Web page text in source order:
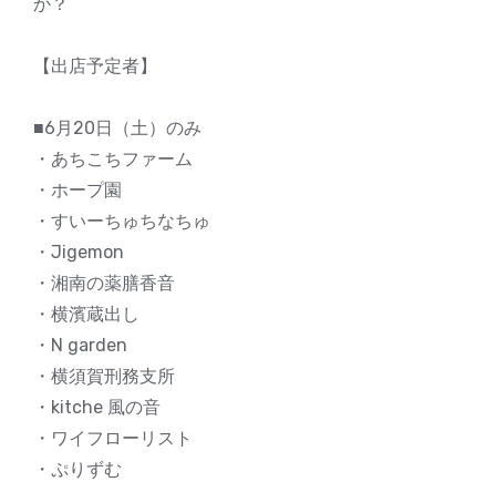
か？
【出店予定者】
■6月20日（土）のみ
・あちこちファーム
・ホープ園
・すいーちゅちなちゅ
・Jigemon
・湘南の薬膳香音
・横濱蔵出し
・N garden
・横須賀刑務支所
・kitche 風の音
・ワイフローリスト
・ぷりずむ